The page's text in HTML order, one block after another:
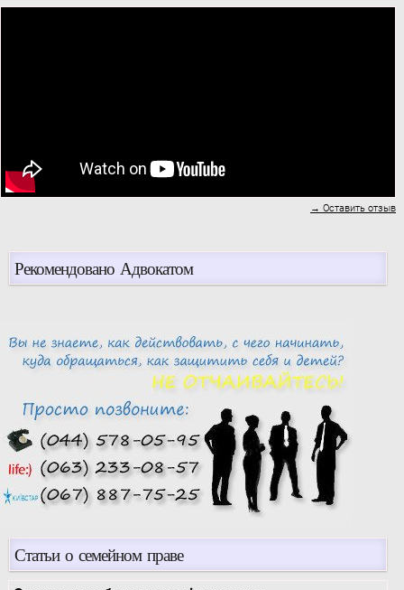
→ Оставить отзыв
Рекомендовано Адвокатом
Статьи о семейном праве